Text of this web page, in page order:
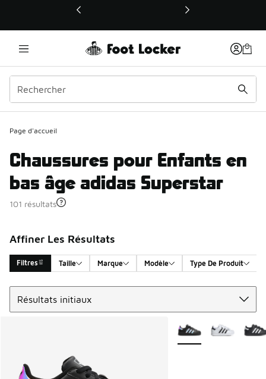
Ce lien ouvrira une nouvelle fenêtre
Page d'accueil
Chaussures pour Enfants en
bas âge adidas Superstar
101 résultats
Affiner Les Résultats
Filtres Taille Marque Modèle Type De Produit
Search Results
Plus de couleurs